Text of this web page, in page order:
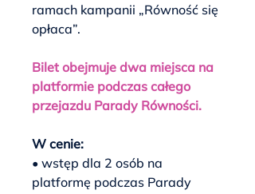
ramach kampanii „Równość się
opłaca”.
Bilet obejmuje dwa miejsca na
platformie podczas całego
przejazdu Parady Równości.
W cenie:
• wstęp dla 2 osób na
platformę podczas Parady